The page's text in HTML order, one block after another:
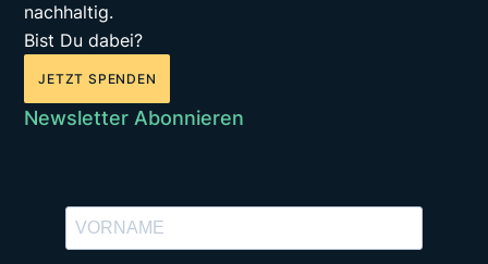
nachhaltig.
Bist Du dabei?
JETZT SPENDEN
Newsletter Abonnieren